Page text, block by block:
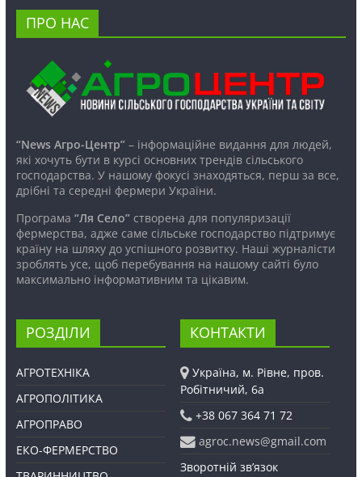
ПРО НАС
“News Агро-Центр”– інформаційне видання для людей,
які хочуть бути в курсі основних трендів сільського
господарства. У нашому фокусі знаходяться, перш за все,
дрібні та середні фермери України.
Програма “Ля Село”створена для популяризації
фермерства, адже саме сільське господарство підтримує
країну на шляху до успішного розвитку. Наші журналісти
зроблять усе, щоб перебування на нашому сайті було
максимально інформативним та цікавим.
РОЗДІЛИ
АГРОТЕХНІКА
АГРОПОЛІТИКА
АГРОПРАВО
ЕКО-ФЕРМЕРСТВО
КОНТАКТИ
Україна, м. Рівне, пров.
Робітничий, 6а
+38 067 364 71 72
agroc.news@gmail.com
Зворотній зв’язок